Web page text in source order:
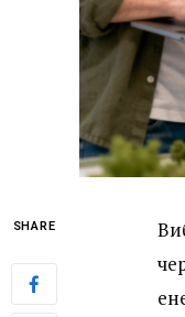
SHARE